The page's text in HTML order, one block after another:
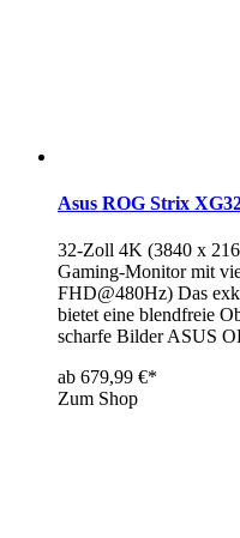
Asus ROG Strix
32-Zoll 4K (3840 x
Gaming-Monitor mit
FHD@480Hz) Das
bietet eine blendfreie
scharfe Bilder ASUS
ab 679,99 €*
Zum Shop